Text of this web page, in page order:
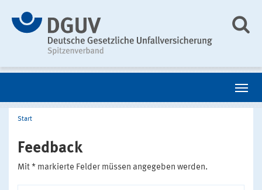
Start
Feedback
Mit * markierte Felder müssen angegeben werden.